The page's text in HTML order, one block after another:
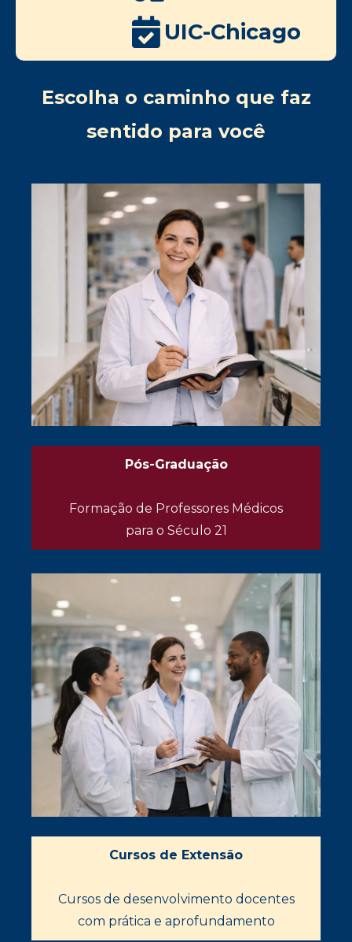
UIC-Chicago
Escolha o caminho que faz
sentido para você
Pós-Graduação
Formação de Professores Médicos
para o Século 21
Cursos de Extensão
Cursos de desenvolvimento docentes
com prática e aprofundamento